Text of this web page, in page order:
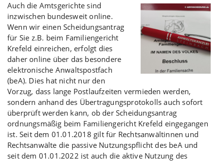
Auch die Amtsgerichte sind
inzwischen bundesweit online.
Wenn wir einen Scheidungsantrag
für Sie z.B. beim Familiengericht
Krefeld einreichen, erfolgt dies
daher online über das besondere
elektronische Anwaltspostfach
(beA). Dies hat nicht nur den
Vorzug, dass lange Postlaufzeiten vermieden werden,
sondern anhand des Übertragungsprotokolls auch sofort
überprüft werden kann, ob der Scheidungsantrag
ordnungsmäßig beim Familiengericht Krefeld eingegangen
ist. Seit dem 01.01.2018 gilt für Rechtsanwältinnen und
Rechtsanwälte die passive Nutzungspflicht des beA und
seit dem 01.01.2022 ist auch die aktive Nutzung des